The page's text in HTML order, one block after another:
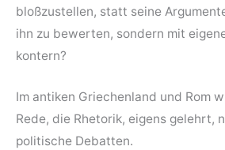
bloßzustellen, statt seine
ihn zu bewerten, sondern mit
kontern?
Im antiken Griechenland und Rom
Rede, die Rhetorik, eigens gelehrt,
politische Debatten.